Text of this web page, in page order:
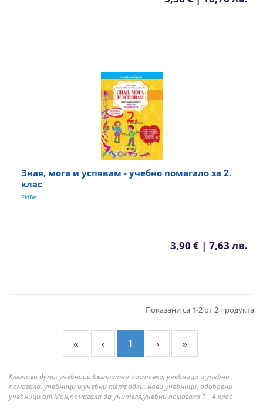
Зная, мога и успявам - учебно помагало за 2.
клас
РИВА
3,90 € | 7,63 лв.
Показани са 1-2 от 2 продукта
« ‹ 1 › »
Ключови думи: учебници безплатна доставка, учебници и учебни
помагала, учебници и учебни тетрадки, нови учебници, одобрени
учебници от Мон,помагала да учителя,учебни помагала 1 - 4 клас